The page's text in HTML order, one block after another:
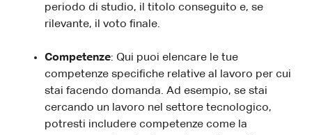
periodo di studio, il titolo conseguito e, se
rilevante, il voto finale.
Competenze: Qui puoi elencare le tue
competenze specifiche relative al lavoro per cui
stai facendo domanda. Ad esempio, se stai
cercando un lavoro nel settore tecnologico,
potresti includere competenze come la